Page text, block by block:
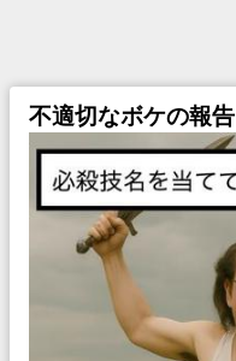
不適切なボケの報告